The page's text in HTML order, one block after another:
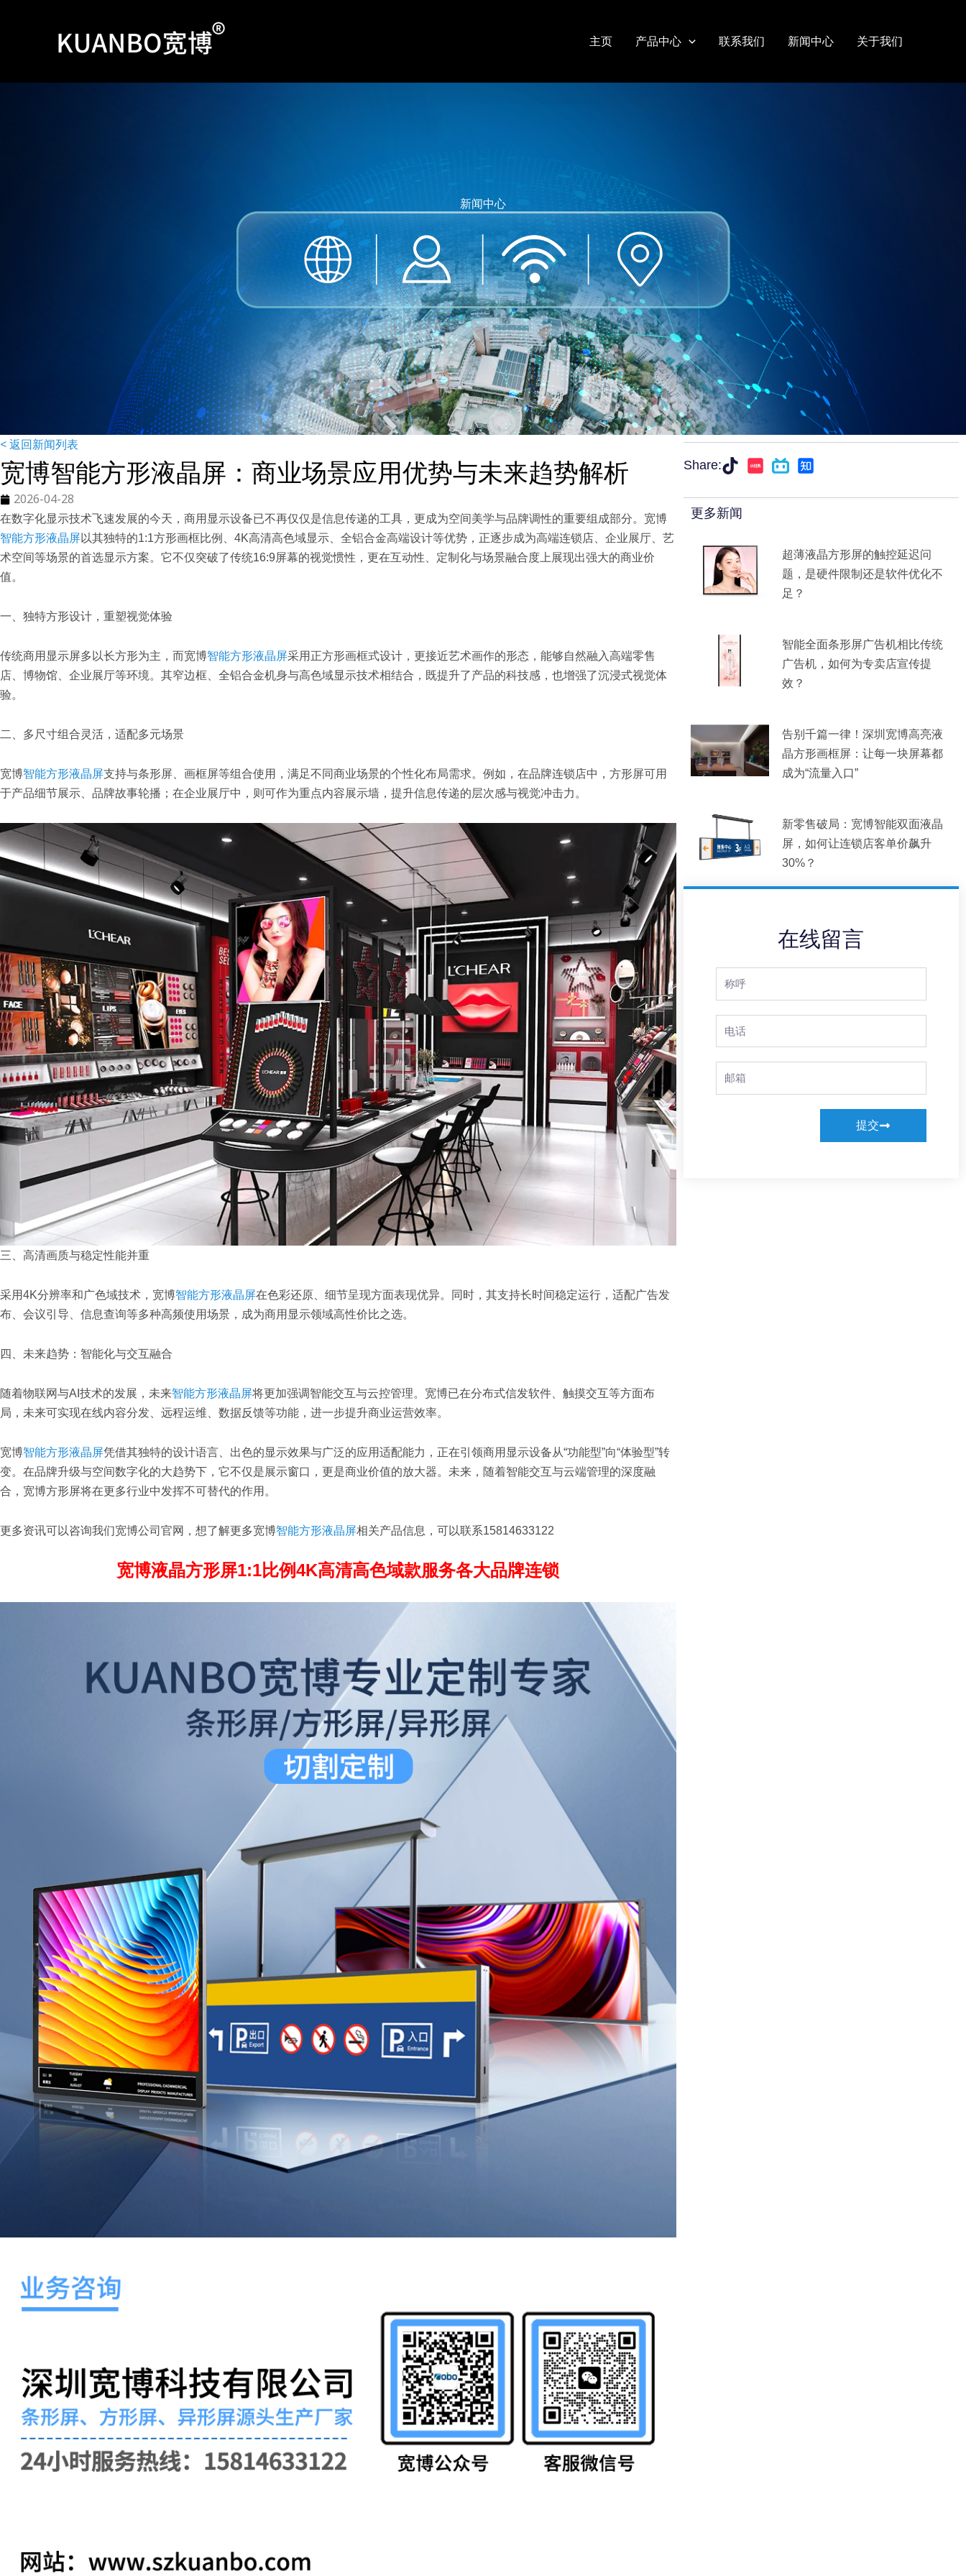
主页 产品中心 联系我们 新闻中心 关于我们
新闻中心
< 返回新闻列表
宽博智能方形液晶屏：商业场景应用优势与未来趋势解析
2026-04-28
在数字化显示技术飞速发展的今天，商用显示设备已不再仅仅是信息传递的工具，更成为空间美学与品牌调性的重要组成部分。宽博
智能方形液晶屏以其独特的1:1方形画框比例、4K高清高色域显示、全铝合金高端设计等优势，正逐步成为高端连锁店、企业展厅、艺
术空间等场景的首选显示方案。它不仅突破了传统16:9屏幕的视觉惯性，更在互动性、定制化与场景融合度上展现出强大的商业价
值。
一、独特方形设计，重塑视觉体验
传统商用显示屏多以长方形为主，而宽博智能方形液晶屏采用正方形画框式设计，更接近艺术画作的形态，能够自然融入高端零售
店、博物馆、企业展厅等环境。其窄边框、全铝合金机身与高色域显示技术相结合，既提升了产品的科技感，也增强了沉浸式视觉体
验。
二、多尺寸组合灵活，适配多元场景
宽博智能方形液晶屏支持与条形屏、画框屏等组合使用，满足不同商业场景的个性化布局需求。例如，在品牌连锁店中，方形屏可用
于产品细节展示、品牌故事轮播；在企业展厅中，则可作为重点内容展示墙，提升信息传递的层次感与视觉冲击力。
三、高清画质与稳定性能并重
采用4K分辨率和广色域技术，宽博智能方形液晶屏在色彩还原、细节呈现方面表现优异。同时，其支持长时间稳定运行，适配广告发
布、会议引导、信息查询等多种高频使用场景，成为商用显示领域高性价比之选。
四、未来趋势：智能化与交互融合
随着物联网与AI技术的发展，未来智能方形液晶屏将更加强调智能交互与云控管理。宽博已在分布式信发软件、触摸交互等方面布
局，未来可实现在线内容分发、远程运维、数据反馈等功能，进一步提升商业运营效率。
宽博智能方形液晶屏凭借其独特的设计语言、出色的显示效果与广泛的应用适配能力，正在引领商用显示设备从“功能型”向“体验型”转
变。在品牌升级与空间数字化的大趋势下，它不仅是展示窗口，更是商业价值的放大器。未来，随着智能交互与云端管理的深度融
合，宽博方形屏将在更多行业中发挥不可替代的作用。
更多资讯可以咨询我们宽博公司官网，想了解更多宽博智能方形液晶屏相关产品信息，可以联系15814633122
宽博液晶方形屏1:1比例4K高清高色域款服务各大品牌连锁
Share:
更多新闻
超薄液晶方形屏的触控延迟问
题，是硬件限制还是软件优化不
足？
智能全面条形屏广告机相比传统
广告机，如何为专卖店宣传提
效？
告别千篇一律！深圳宽博高亮液
晶方形画框屏：让每一块屏幕都
成为“流量入口”
新零售破局：宽博智能双面液晶
屏，如何让连锁店客单价飙升
30%？
在线留言
Full
Phone
Email
提交